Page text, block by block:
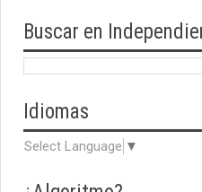
Buscar en
Idiomas
Select Language ▼